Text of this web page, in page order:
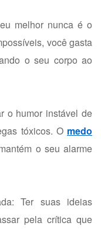
melhor nunca é o
você gasta
o seu corpo ao
o humor instável de
tóxicos. O medo
o seu alarme
Ter suas ideias
pela crítica que